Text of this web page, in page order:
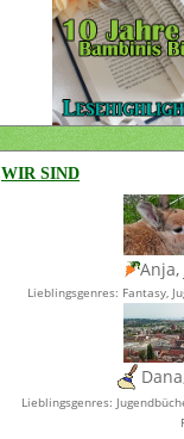
WIR SIND
Anja,
Lieblingsgenres: Fantasy,
Lieblingsgenres: